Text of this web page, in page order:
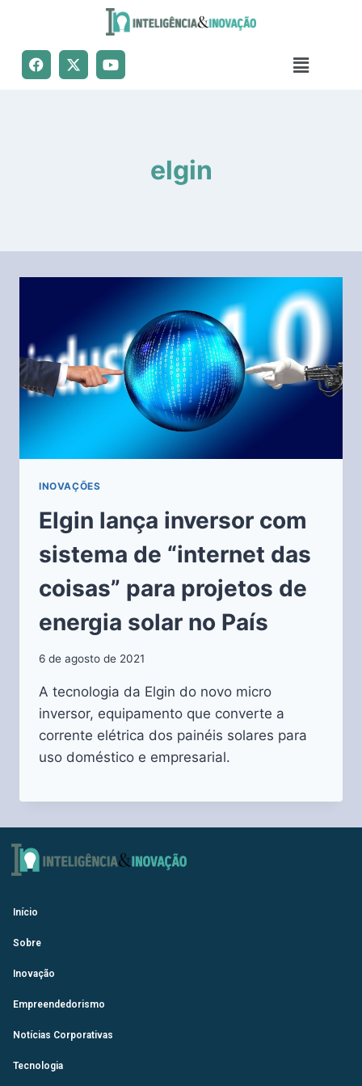
elgin
INOVAÇÕES
Elgin lança inversor com
sistema de “internet das
coisas” para projetos de
energia solar no País
6 de agosto de 2021
A tecnologia da Elgin do novo micro
inversor, equipamento que converte a
corrente elétrica dos painéis solares para
uso doméstico e empresarial.
Início
Sobre
Inovação
Empreendedorismo
Notícias Corporativas
Tecnologia